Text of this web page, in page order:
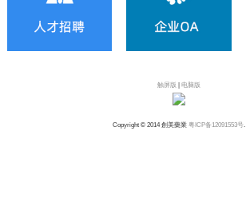
触屏版 | 电脑版
Copyright © 2014 創美藥業 粤ICP备12091553号.